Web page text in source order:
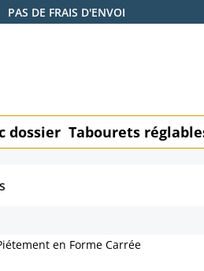
PAS DE FRAIS D'ENVOI
dossier Tabourets